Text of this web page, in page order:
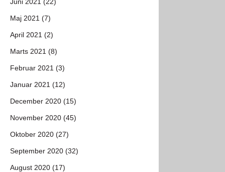
Maj 2021 (7)
April 2021 (2)
Marts 2021 (8)
Februar 2021 (3)
Januar 2021 (12)
December 2020 (15)
November 2020 (45)
Oktober 2020 (27)
September 2020 (32)
August 2020 (17)